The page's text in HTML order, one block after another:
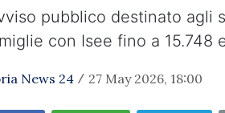
pubblico destinato
con Isee fino a 15.748
News 24 / 27 May 2026, 18:00